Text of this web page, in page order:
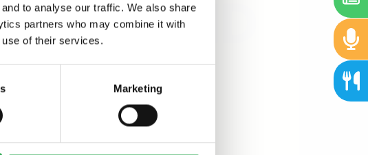
to analyse our traffic. We also share
partners who may combine it with
use of their services.
Marketing